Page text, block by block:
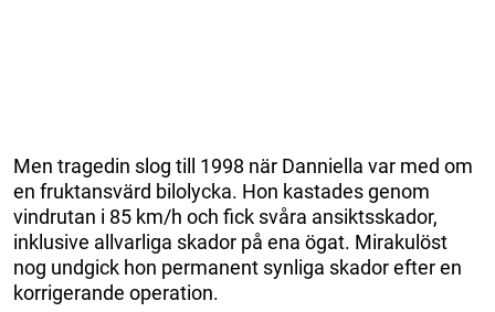
Men tragedin slog till 1998 när Danniella var med om
en fruktansvärd bilolycka. Hon kastades genom
vindrutan i 85 km/h och fick svåra ansiktsskador,
inklusive allvarliga skador på ena ögat. Mirakulöst
nog undgick hon permanent synliga skador efter en
korrigerande operation.